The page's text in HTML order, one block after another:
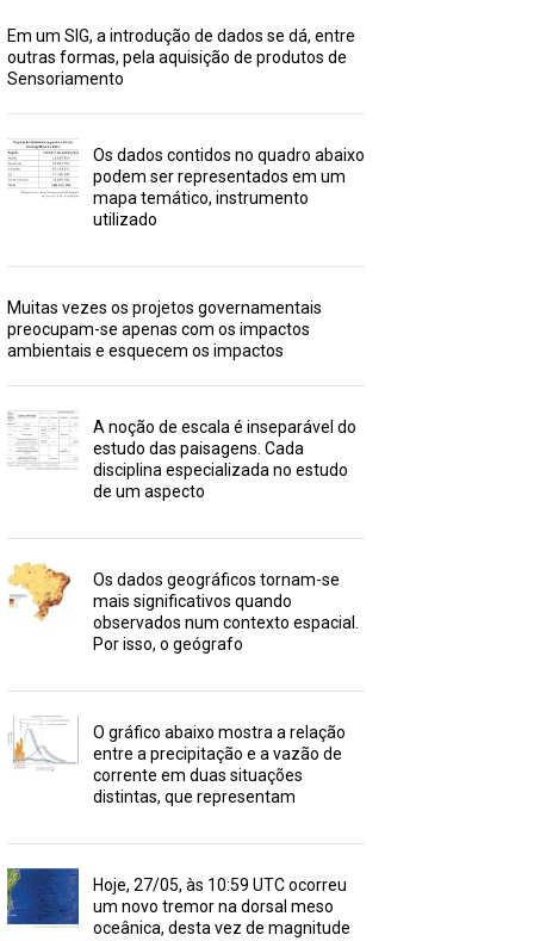
Em um SIG, a introdução de dados se dá, entre
outras formas, pela aquisição de produtos de
Sensoriamento
Os dados contidos no quadro abaixo
podem ser representados em um
mapa temático, instrumento
utilizado
Muitas vezes os projetos governamentais
preocupam-se apenas com os impactos
ambientais e esquecem os impactos
A noção de escala é inseparável do
estudo das paisagens. Cada
disciplina especializada no estudo
de um aspecto
Os dados geográficos tornam-se
mais significativos quando
observados num contexto espacial.
Por isso, o geógrafo
O gráfico abaixo mostra a relação
entre a precipitação e a vazão de
corrente em duas situações
distintas, que representam
Hoje, 27/05, às 10:59 UTC ocorreu
um novo tremor na dorsal meso
oceânica, desta vez de magnitude